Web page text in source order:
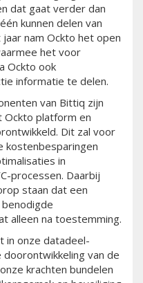
dat gaat verder dan
kunnen delen van
nam Ockto het open
het voor
Ockto ook
informatie te delen.
van Bittiq zijn
Ockto platform en
Dit zal voor
kostenbesparingen
in
processen. Daarbij
staan dat een
alleen na toestemming.
in onze datadeel-
van de
krachten bundelen